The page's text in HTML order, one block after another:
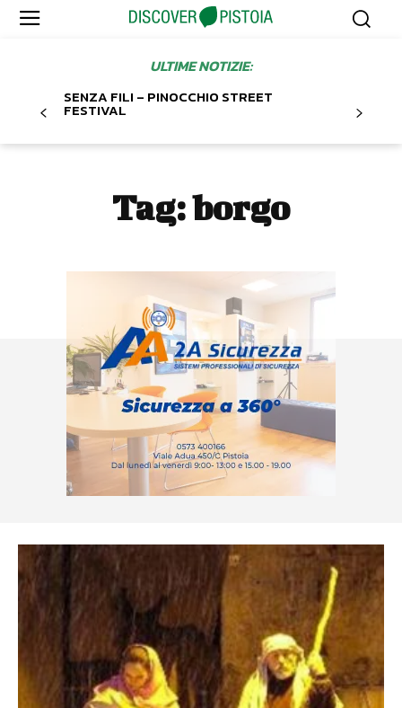
ULTIME NOTIZIE:
SENZA FILI – PINOCCHIO STREET
FESTIVAL
Tag:borgo